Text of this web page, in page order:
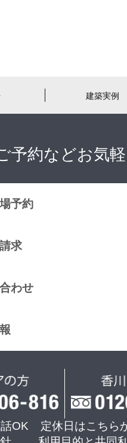
建築実例
約などお気
予約
求
わせ
OK
定休日はこちら